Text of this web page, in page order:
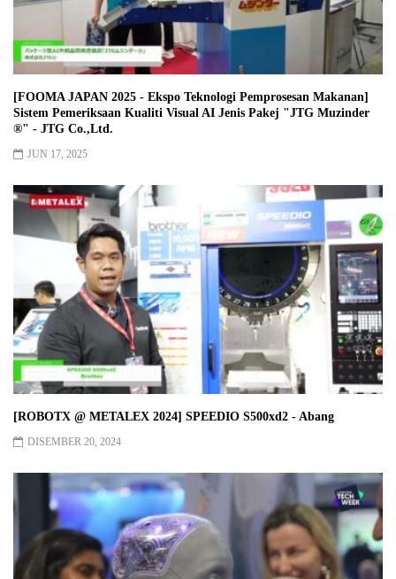
[FOOMA JAPAN 2025 - Ekspo Teknologi Pemprosesan Makanan]
Sistem Pemeriksaan Kualiti Visual AI Jenis Pakej "JTG Muzinder
®︎" - JTG Co.,Ltd.
JUN 17, 2025
[ROBOTX @ METALEX 2024] SPEEDIO S500xd2 - Abang
DISEMBER 20, 2024